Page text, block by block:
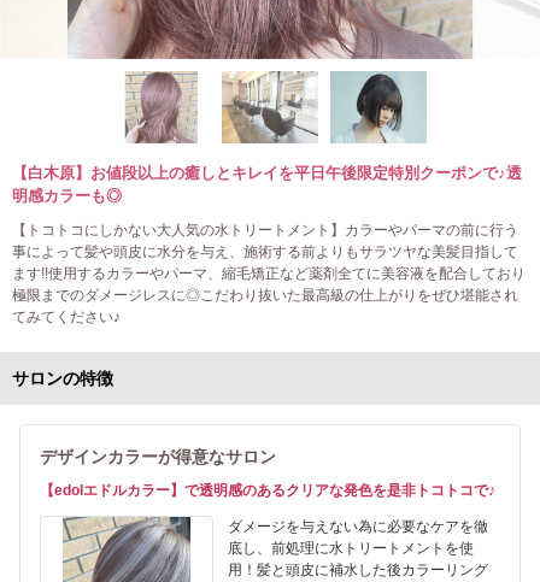
【白木原】お値段以上の癒しとキレイを平日午後限定特別クーポンで♪透
明感カラーも◎
【トコトコにしかない大人気の水トリートメント】カラーやパーマの前に行う
事によって髪や頭皮に水分を与え、施術する前よりもサラツヤな美髪目指して
ます!!使用するカラーやパーマ、縮毛矯正など薬剤全てに美容液を配合しており
極限までのダメージレスに◎こだわり抜いた最高級の仕上がりをぜひ堪能され
てみてください♪
サロンの特徴
デザインカラーが得意なサロン
【edolエドルカラー】で透明感のあるクリアな発色を是非トコトコで♪
ダメージを与えない為に必要なケアを徹
底し、前処理に水トリートメントを使
用！髪と頭皮に補水した後カラーリング